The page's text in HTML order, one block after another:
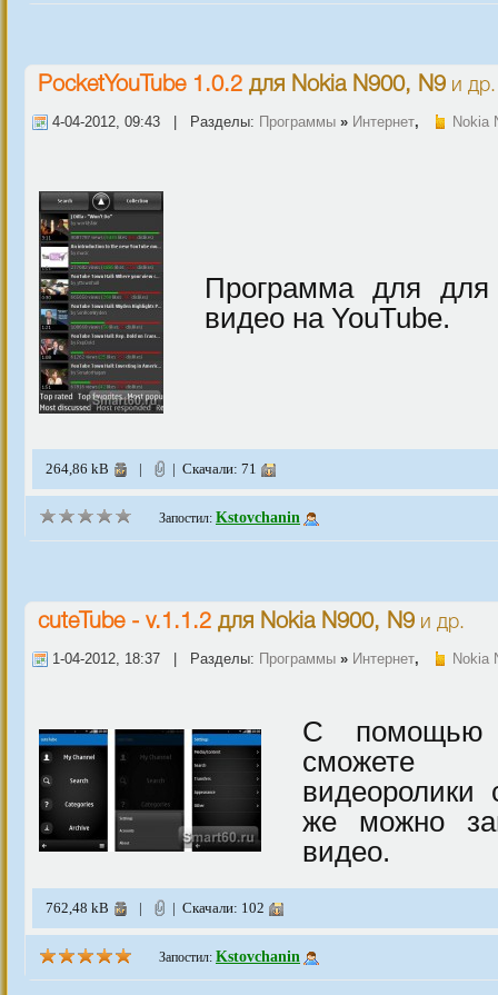
PocketYouTube 1.0.2 для Nokia N900, N9 и др.
4-04-2012, 09:43 | Разделы: Программы » Интернет, Nokia
Программа для
видео на YouTube.
264,86 kB | | Скачали: 71
Запостил: Kstovchanin
cuteTube - v.1.1.2 для Nokia N900, N9 и др.
1-04-2012, 18:37 | Разделы: Программы » Интернет, Nokia
С помощью
сможете
видеоролики
же можно
видео.
762,48 kB | | Скачали: 102
Запостил: Kstovchanin